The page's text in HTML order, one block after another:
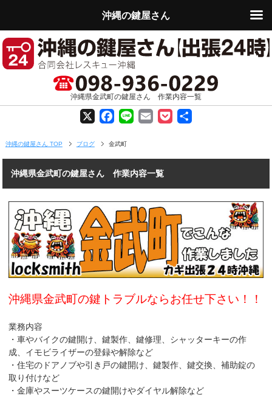
沖縄県金武町の鍵屋さん 作業内容一覧
X F
a
o
k
L E
l
P
沖縄の鍵屋さん TOP ブログ 金武町
沖縄県金武町の鍵屋さん 作業内容一覧
沖縄県金武町の鍵トラブルならお任せ下さい！！
業務内容
・車やバイクの鍵開け、鍵製作、鍵修理、シャッターキーの作
成、イモビライザーの登録や解除など
・住宅のドアノブや引き戸の鍵開け、鍵製作、鍵交換、補助錠の
取り付けなど
・金庫やスーツケースの鍵開けやダイヤル解除など
沖縄の鍵屋さん